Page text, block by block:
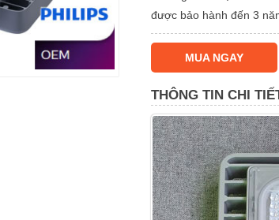
được bảo hành đến 3
MUA NGAY
THÔNG TIN CHI